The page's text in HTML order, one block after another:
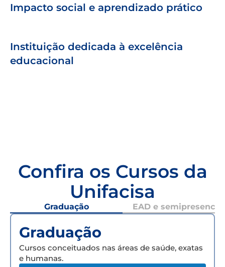
Impacto social e aprendizado prático
Instituição dedicada à excelência
educacional
Confira os Cursos da
Unifacisa
Graduação EAD e semipresencial
Graduação
Cursos conceituados nas áreas de saúde, exatas
e humanas.